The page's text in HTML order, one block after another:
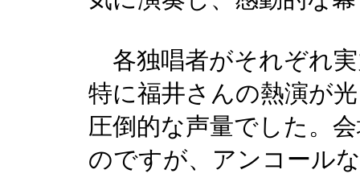
各独唱者がそれぞれ
特に福井さんの熱演が
圧倒的な声量でした。
のですが、アンコール